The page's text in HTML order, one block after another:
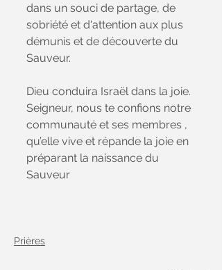
dans un souci de partage, de
sobriété et d'attention aux plus
démunis et de découverte du
Sauveur.
Dieu conduira Israël dans la joie.
Seigneur, nous te confions notre
communauté et ses membres ,
qu’elle vive et répande la joie en
préparant la naissance du
Sauveur
Prières